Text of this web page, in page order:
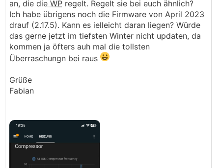
an, die die WP regelt. Regelt sie bei euch ähnlich?
Ich habe übrigens noch die Firmware von April 2023
drauf (2.17.5). Kann es ielleicht daran liegen? Würde
das gerne jetzt im tiefsten Winter nicht updaten, da
kommen ja öfters auh mal die tollsten
Überraschungn bei raus
Grüße
Fabian